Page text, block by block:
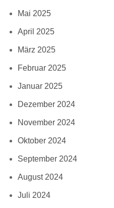
Mai 2025
April 2025
März 2025
Februar 2025
Januar 2025
Dezember 2024
November 2024
Oktober 2024
September 2024
August 2024
Juli 2024